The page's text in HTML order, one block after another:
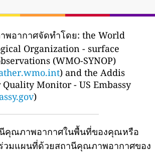
อากาศจัดทำโดย: the World
Organization - surface
(WMO-SYNOP)
) and the Addis
Monitor - US Embassy
)
คุณภาพอากาศในพื้นที่ของคุณหรือ
วมแผนที่ด้วยสถานีคุณภาพอากาศของ